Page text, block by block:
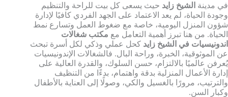
في مدينة الشيخ زايد حيث يسعى كل بيت للراحة والتنظيم
وجودة الحياة، لم يعد الاعتماد على الجهد الفردي كافيًا لإدارة
شؤون المنزل اليومية، خاصة مع ضغوط العمل وتسارع نمط
الحياة. من هنا تبرز أهمية التعامل مع مكتب شغالات
اندونيسيات في الشيخ زايد كحل عملي وذكي لكل أسرة تبحث
عن الموثوقية، الخبرة، وراحة البال. فالشغالات الإندونيسيات
يُعرفن عالميًا بالالتزام، حسن السلوك، والقدرة العالية على
إدارة الأعمال المنزلية بدقة واهتمام، بدءًا من التنظيف
والترتيب، مرورًا بالغسيل والكي، وصولًا إلى العناية بالأطفال
وكبار السن.